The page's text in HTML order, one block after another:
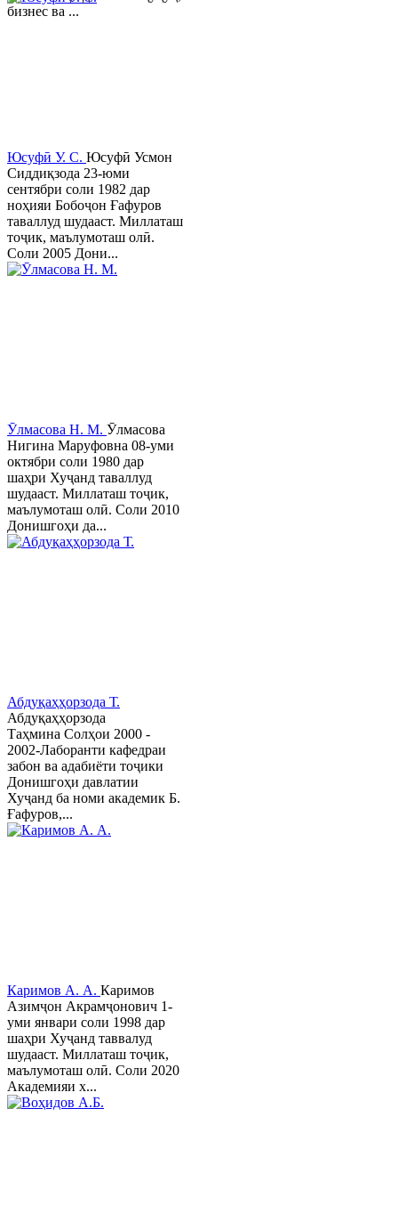
бизнес ва ...
Юсуфӣ У. C. Юсуфӣ Усмон
Сиддиқзода 23-юми
сентябри соли 1982 дар
ноҳияи Бобоҷон Ғафуров
таваллуд шудааст. Миллаташ
тоҷик, маълумоташ олӣ.
Соли 2005 Дони...
Ӯлмасова Н. М. Ӯлмасова
Нигина Маруфовна 08-уми
октябри соли 1980 дар
шаҳри Хуҷанд таваллуд
шудааст. Миллаташ тоҷик,
маълумоташ олӣ. Соли 2010
Донишгоҳи да...
Абдуқаҳҳорзода Т.
Абдуқаҳҳорзода
Таҳмина Солҳои 2000 -
2002-Лаборанти кафедраи
забон ва адабиёти тоҷики
Донишгоҳи давлатии
Хуҷанд ба номи академик Б.
Ғафуров,...
Каримов А. А. Каримов
Азимҷон Акрамҷонович 1-
уми январи соли 1998 дар
шаҳри Хуҷанд таввалуд
шудааст. Миллаташ тоҷик,
маълумоташ олӣ. Соли 2020
Академияи х...